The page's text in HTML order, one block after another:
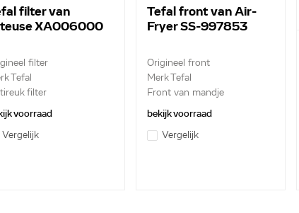
filter van
XA006000
filter
Tefal
filter
voorraad
Vergelijk
Tefal front van Air-
Fryer SS-997853
Origineel front
Merk Tefal
Front van mandje
bekijk voorraad
Vergelijk